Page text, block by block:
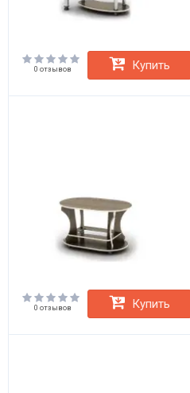
0 отзывов Купить
0 отзывов Купить